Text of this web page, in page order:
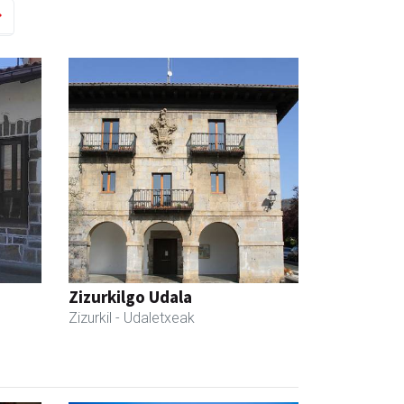
Zizurkilgo Udala
Zizurkil - Udaletxeak